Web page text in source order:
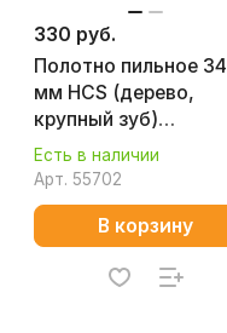
330 руб.
Полотно пильное 34
мм HCS (дерево,
крупный зуб)
ПРАКТИКА 240-089
Есть в наличии
Арт. 55702
В корзину